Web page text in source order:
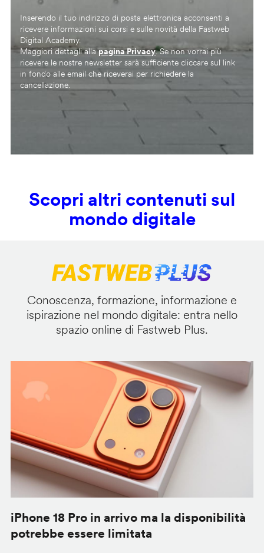
Inserendo il tuo indirizzo di posta elettronica acconsenti a
ricevere informazioni sui corsi e sulle novità della Fastweb
Digital Academy.
Maggiori dettagli allapagina Privacy. Se non vorrai più
ricevere le nostre newsletter sarà sufficiente cliccare sul link
in fondo alle email che riceverai per richiedere la
cancellazione.
Scopri altri contenuti sul
mondo digitale
Conoscenza, formazione, informazione e
ispirazione nel mondo digitale: entra nello
spazio online di Fastweb Plus.
iPhone 18 Pro in arrivo ma la disponibilità
potrebbe essere limitata